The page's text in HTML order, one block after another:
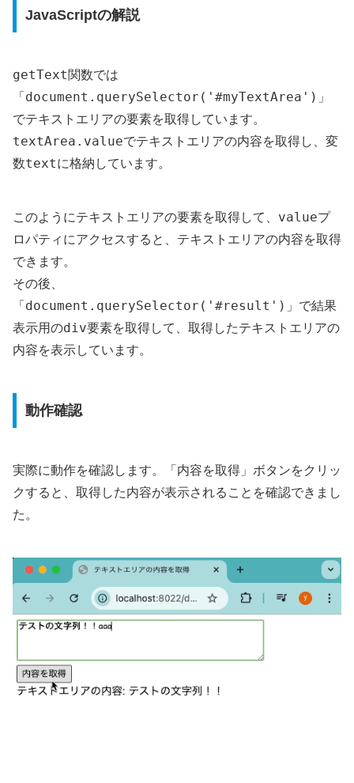
JavaScriptの解説
getText関数では
「 document.querySelector('#myTextArea') 」
でテキストエリアの要素を取得しています。
textArea.valueでテキストエリアの内容を取得し、変
数textに格納しています。
このようにテキストエリアの要素を取得して、 valueプ
ロパティにアクセスすると、テキストエリアの内容を取得
できます。
その後、
「 document.querySelector('#result') 」で結果
表示用のdiv要素を取得して、取得したテキストエリアの
内容を表示しています。
動作確認
実際に動作を確認します。「内容を取得」ボタンをクリッ
クすると、取得した内容が表示されることを確認できまし
た。